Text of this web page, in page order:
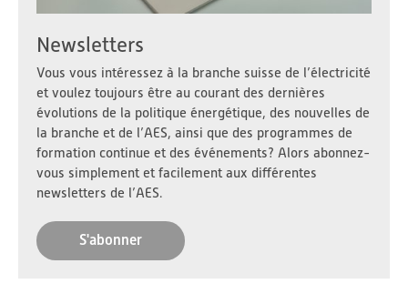
Newsletters
Vous vous intéressez à la branche suisse de l’électricité
et voulez toujours être au courant des dernières
évolutions de la politique énergétique, des nouvelles de
la branche et de l’AES, ainsi que des programmes de
formation continue et des événements? Alors abonnez-
vous simplement et facilement aux différentes
newsletters de l’AES.
S'abonner